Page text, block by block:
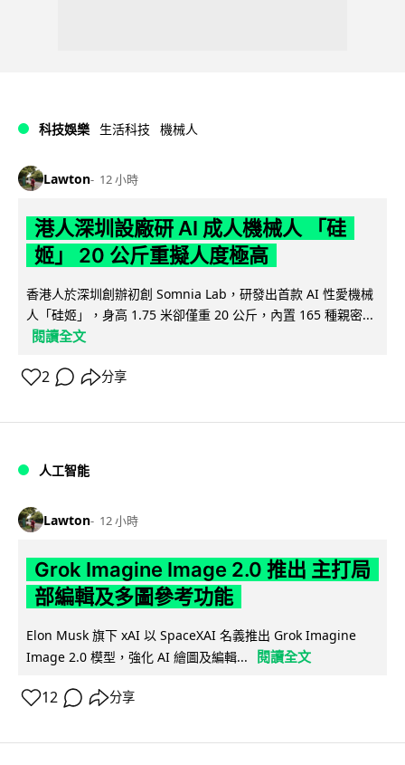
科技娛樂 生活科技 機械人
Lawton 12 小時
港人深圳設廠研 AI 成人機械人 「硅
姬」 20 公斤重擬人度極高
香港人於深圳創辦初創 Somnia Lab，研發出首款 AI 性愛機械
人「硅姬」，身高 1.75 米卻僅重 20 公斤，內置 165 種親密...
閱讀全文
2 分享
人工智能
Lawton 12 小時
Grok Imagine Image 2.0 推出 主打局
部編輯及多圖參考功能
Elon Musk 旗下 xAI 以 SpaceXAI 名義推出 Grok Imagine
Image 2.0 模型，強化 AI 繪圖及編輯...
閱讀全文
12 分享